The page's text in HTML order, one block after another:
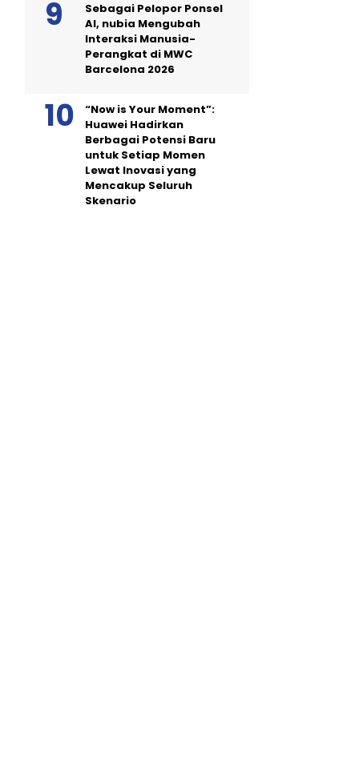
Sebagai Pelopor Ponsel
AI, nubia Mengubah
Interaksi Manusia-
Perangkat di MWC
Barcelona 2026
“Now is Your Moment”:
Huawei Hadirkan
Berbagai Potensi Baru
untuk Setiap Momen
Lewat Inovasi yang
Mencakup Seluruh
Skenario